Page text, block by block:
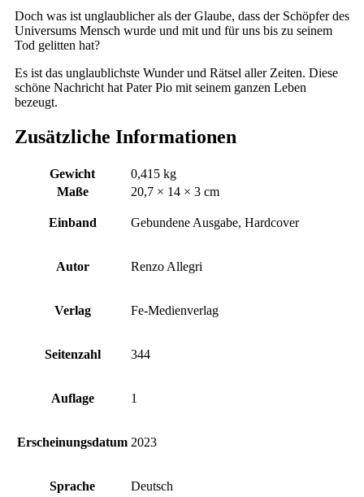
Doch was ist unglaublicher als der Glaube, dass der Schöpfer des
Universums Mensch wurde und mit und für uns bis zu seinem
Tod gelitten hat?
Es ist das unglaublichste Wunder und Rätsel aller Zeiten. Diese
schöne Nachricht hat Pater Pio mit seinem ganzen Leben
bezeugt.
Zusätzliche Informationen
Gewicht
0,415 kg
Maße
20,7 × 14 × 3 cm
Einband Gebundene Ausgabe, Hardcover
Autor Renzo Allegri
Verlag Fe-Medienverlag
Seitenzahl 344
Auflage 1
Erscheinungsdatum 2023
Sprache Deutsch